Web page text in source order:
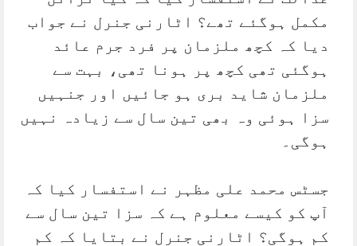
مکمل ہوگئے تھے؟ اٹارنی جنرل نے جواب
دیا کہ کچھ ملزمان پر فرد جرم عائد
ہوگئی تھی کچھ پر ہونا تھی، بہت سے
ملزمان شاید بری ہو جائیں اور جنہیں
سزا ہوئی وہ بھی تین سال سے زیادہ نہیں
ہوگی۔
جسٹس محمد علی مظہر نے استفسار کیا کہ
آپ کو کیسے معلوم ہے کہ سزا تین سال سے
کم ہوگی؟ اٹارنی جنرل نے بتایا کہ کم